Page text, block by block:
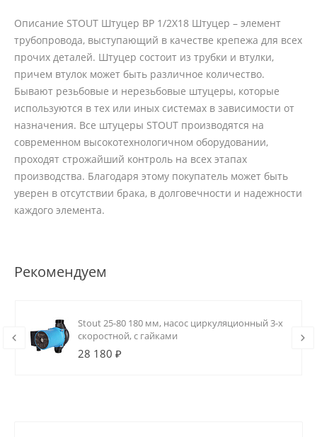
Описание STOUT Штуцер ВР 1/2X18 Штуцер – элемент
трубопровода, выступающий в качестве крепежа для всех
прочих деталей. Штуцер состоит из трубки и втулки,
причем втулок может быть различное количество.
Бывают резьбовые и нерезьбовые штуцеры, которые
используются в тех или иных системах в зависимости от
назначения. Все штуцеры STOUT производятся на
современном высокотехнологичном оборудовании,
проходят строжайший контроль на всех этапах
производства. Благодаря этому покупатель может быть
уверен в отсутствии брака, в долговечности и надежности
каждого элемента.
Рекомендуем
Stout 25-80 180 мм, насос циркуляционный 3-х
скоростной, с гайками
28 180 ₽